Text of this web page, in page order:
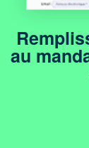
au